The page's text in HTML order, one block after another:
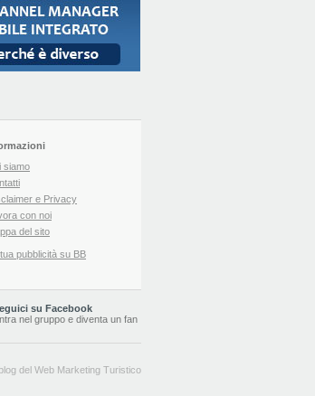
siamo
e Privacy
con noi
del sito
pubblicità su BB
su Facebook
nel gruppo e diventa un fan
blog del Web Marketing Turistico